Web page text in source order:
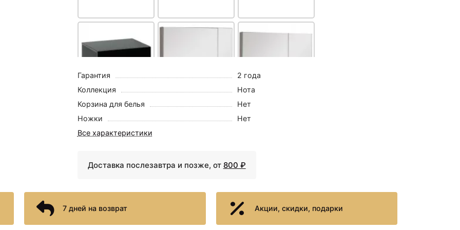
5910 ₽
Тумба подкатная черный
00170731
6181 ₽
Гарантия
2 года
Коллекция
Нота
Корзина для белья
Нет
Ножки
Нет
Все характеристики
Доставка послезавтра и позже, от 800 ₽
7 дней на возврат Акции, скидки, подарки